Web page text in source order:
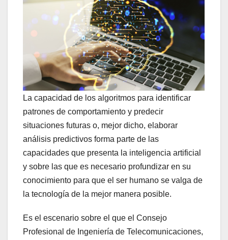
La capacidad de los algoritmos para identificar
patrones de comportamiento y predecir
situaciones futuras o, mejor dicho, elaborar
análisis predictivos forma parte de las
capacidades que presenta la inteligencia artificial
y sobre las que es necesario profundizar en su
conocimiento para que el ser humano se valga de
la tecnología de la mejor manera posible.
Es el escenario sobre el que el Consejo
Profesional de Ingeniería de Telecomunicaciones,